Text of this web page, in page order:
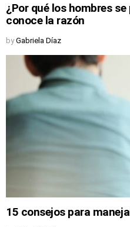
¿Por qué los hombres
conoce la razón
by Gabriela Díaz
15 consejos para